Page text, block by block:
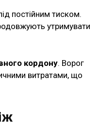
постійним тиском.
утримувати
кордону. Ворог
витратами, що